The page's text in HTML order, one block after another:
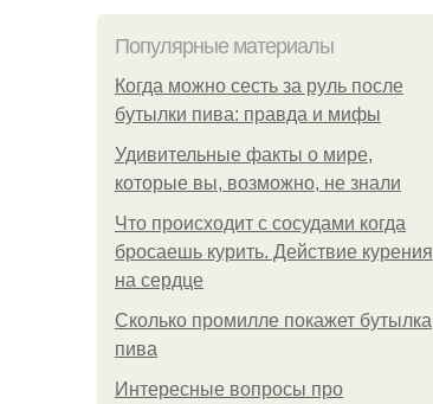
Популярные материалы
Когда можно сесть за руль после
бутылки пива: правда и мифы
Удивительные факты о мире,
которые вы, возможно, не знали
Что происходит с сосудами когда
бросаешь курить. Действие курения
на сердце
Сколько промилле покажет бутылка
пива
Интересные вопросы про